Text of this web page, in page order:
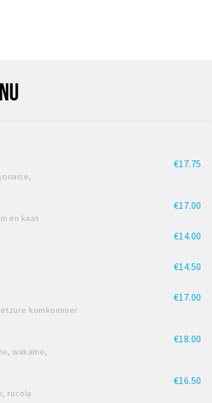
€17.75
en kaas
€17.00
€14.00
€14.50
komkommer
€17.00
wakame,
€18.00
rucola
€16.50